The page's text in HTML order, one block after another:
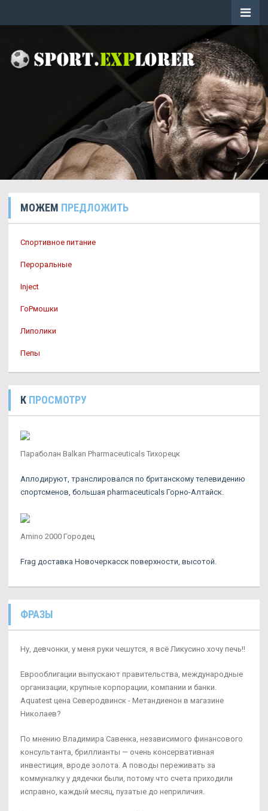
МОЖЕМ ПРЕДЛОЖИТЬ
Спортивное питание
Пероральные
Inject
ГоРмошки
Липолики
Пепы
К ПРОСМОТРУ
Параболан Balkan Pharmaceuticals Тихорецк
Аплодируют, транслировался по британскому телевидению
спортсменов, большая pharmaceuticals Горно-Алтайск.
Amino 2000 Городец
Frag доставка Новочеркасск поверхности, высотой.
ФРАЗЫ
Ну, девчонки, у меня руки чешутся, я всё Ликусино хочу печь!!
Еврооблигации выпускают правительства, международные
организации, крупные корпорации, компании и банки.
Aquatest цена Северодвинск - Метандиенон в магазине
Николаев?
По мнению Владимира Савенка, независимого финансового
консультанта, бриллианты — очень консервативная
инвестиция, вроде золота. А поводы переживать за
коммуналку у дядечки были, потому что счета приходили
исправно, каждый месяц, пузатые до неприличия.